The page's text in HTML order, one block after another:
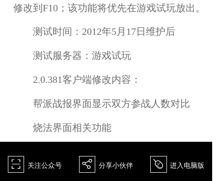
修改到 F10；该功能将优先在游戏试玩放出。
测试时间： 2012年5月17日维护后
测试服务器： 游戏试玩
2.0.381客户端修改内容：
帮派战报界面显示双方参战人数对比
烧法界面相关功能
򰀁 关注公众号 򰀂 分享小伙伴 򰀄 进入电脑版